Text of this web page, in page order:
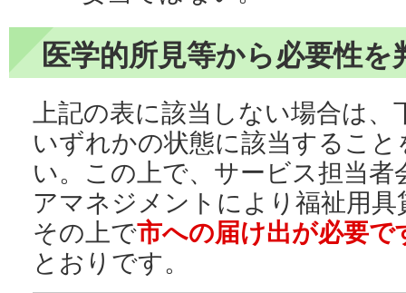
医学的所見等から必要性を
上記の表に該当しない場合は
いずれかの状態に該当するこ
い。この上で、サービス担当
アマネジメントにより福祉用
その上で市への届け出が必要で
とおりです。